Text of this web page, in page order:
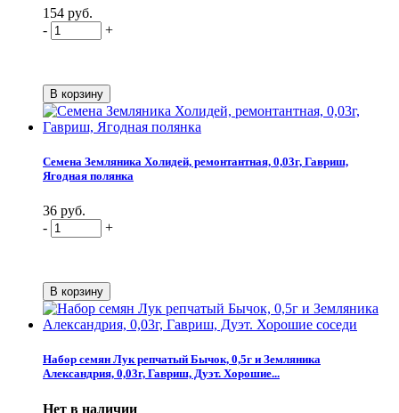
154 руб.
-
+
Семена Земляника Холидей, ремонтантная, 0,03г, Гавриш,
Ягодная полянка
36 руб.
-
+
Набор семян Лук репчатый Бычок, 0,5г и Земляника
Александрия, 0,03г, Гавриш, Дуэт. Хорошие...
Нет в наличии